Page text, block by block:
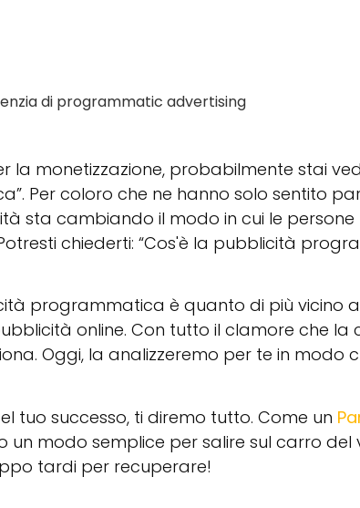
di programmatic advertising
la monetizzazione, probabilmente stai
Per coloro che ne hanno solo sentito
sta cambiando il modo in cui le
chiederti: “Cos'è la pubblicità
programmatica è quanto di più vicino
online. Con tutto il clamore che la
Oggi, la analizzeremo per te in modo
tuo successo, ti diremo tutto. Come un
un modo semplice per salire sul carro del
tardi per recuperare!